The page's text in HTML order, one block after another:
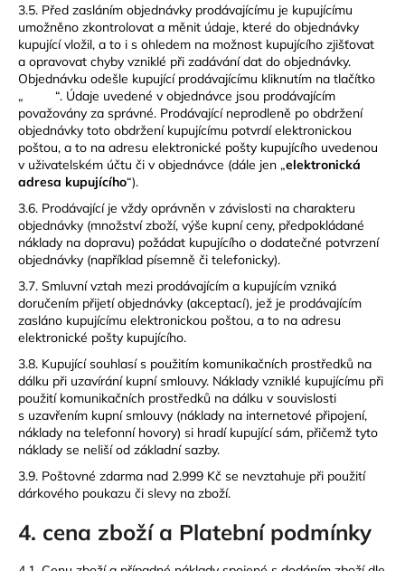
3.5. Před zasláním objednávky prodávajícímu je kupujícímu
umožněno zkontrolovat a měnit údaje, které do objednávky
kupující vložil, a to i s ohledem na možnost kupujícího zjišťovat
a opravovat chyby vzniklé při zadávání dat do objednávky.
Objednávku odešle kupující prodávajícímu kliknutím na tlačítko
„ “. Údaje uvedené v objednávce jsou prodávajícím
považovány za správné. Prodávající neprodleně po obdržení
objednávky toto obdržení kupujícímu potvrdí elektronickou
poštou, a to na adresu elektronické pošty kupujícího uvedenou
v uživatelském účtu či v objednávce (dále jen „elektronická
adresa kupujícího“).
3.6. Prodávající je vždy oprávněn v závislosti na charakteru
objednávky (množství zboží, výše kupní ceny, předpokládané
náklady na dopravu) požádat kupujícího o dodatečné potvrzení
objednávky (například písemně či telefonicky).
3.7. Smluvní vztah mezi prodávajícím a kupujícím vzniká
doručením přijetí objednávky (akceptací), jež je prodávajícím
zasláno kupujícímu elektronickou poštou, a to na adresu
elektronické pošty kupujícího.
3.8. Kupující souhlasí s použitím komunikačních prostředků na
dálku při uzavírání kupní smlouvy. Náklady vzniklé kupujícímu při
použití komunikačních prostředků na dálku v souvislosti
s uzavřením kupní smlouvy (náklady na internetové připojení,
náklady na telefonní hovory) si hradí kupující sám, přičemž tyto
náklady se neliší od základní sazby.
3.9. Poštovné zdarma nad 2.999 Kč se nevztahuje při použití
dárkového poukazu či slevy na zboží.
4. cena zboží a Platební podmínky